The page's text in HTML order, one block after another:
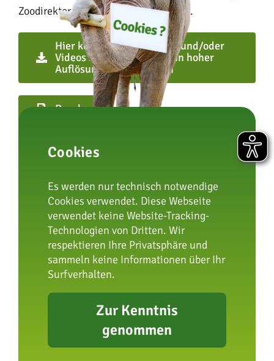
Zoodirektor Dr. Matthias Reinschmidt.
Hier können Sie sich Fotos und/oder
Videos zum Presseartikel in hoher
Auflösung herunterladen
Drucken
vorheriger Beitrag
nächster Beitrag
Cookies
Es werden nur technisch notwendige
Cookies verwendet. Diese Webseite
verwendet keine Website-Tracking-
Technologien von Dritten. Wir
respektieren Ihre Privatsphäre und
sammeln keine Informationen über Ihr
Surfverhalten.
Zur Kenntnis
genommen